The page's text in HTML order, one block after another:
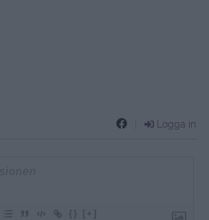
Logga in
{} [+]